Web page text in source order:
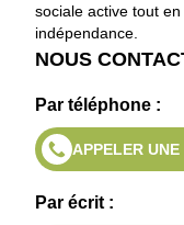
sociale active tout
indépendance.
NOUS
Par téléphone :
APPELER UNE
Par écrit :